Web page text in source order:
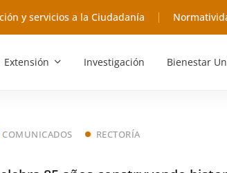
y servicios a la Ciudadanía
Extensión Investigación Bienestar
COMUNICADOS RECTORÍA